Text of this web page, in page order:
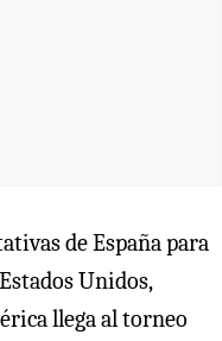
de España para
Unidos,
llega al torneo